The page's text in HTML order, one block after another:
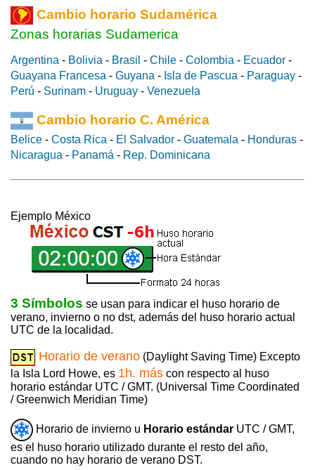
Cambio horario Sudamérica
Zonas horarias Sudamerica
Argentina - Bolivia - Brasil - Chile - Colombia - Ecuador -
Guayana Francesa - Guyana - Isla de Pascua - Paraguay -
Perú - Surinam - Uruguay - Venezuela
Cambio horario C. América
Belice - Costa Rica - El Salvador - Guatemala - Honduras -
Nicaragua - Panamá - Rep. Dominicana
Ejemplo México
3 Símbolos se usan para indicar el huso horario de
verano, invierno o no dst, además del huso horario actual
UTC de la localidad.
Horario de verano (Daylight Saving Time) Excepto
la Isla Lord Howe, es 1h. más con respecto al huso
horario estándar UTC / GMT. (Universal Time Coordinated
/ Greenwich Meridian Time)
Horario de invierno u Horario estándar UTC / GMT,
es el huso horario utilizado durante el resto del año,
cuando no hay horario de verano DST.